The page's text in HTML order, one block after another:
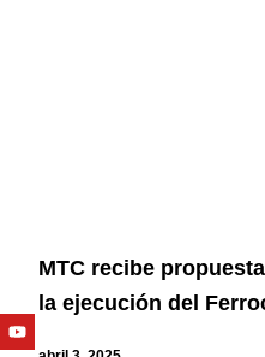
MTC recibe
la ejecución del
Youtube
Facebook
Twitter
Linkedin
Instagram